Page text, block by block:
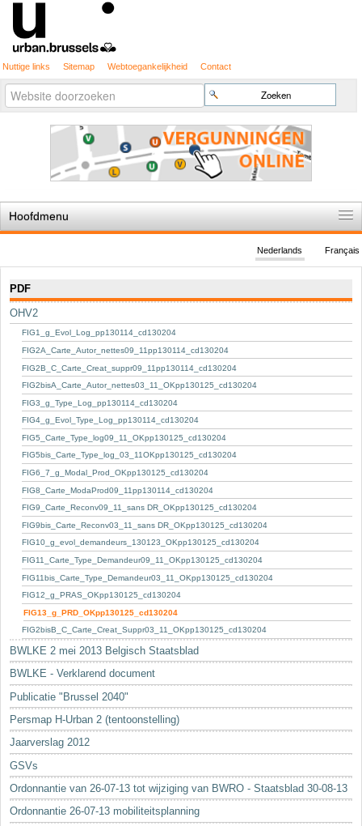
Nuttige links Sitemap Webtoegankelijkheid Contact
Zoek
Geavanceerd
zoeken...
Hoofdmenu
De spelregels
Stedenbouwkundige vergunning
Cartografie
Studies en publicaties
Sleutelwoorden
Stedenbouwkundige inlichtingen
Français
Nederlands
PDF
OHV2
FIG1_g_Evol_Log_pp130114_cd130204
FIG2A_Carte_Autor_nettes09_11pp130114_cd130204
FIG2B_C_Carte_Creat_suppr09_11pp130114_cd130204
FIG2bisA_Carte_Autor_nettes03_11_OKpp130125_cd130204
FIG3_g_Type_Log_pp130114_cd130204
FIG4_g_Evol_Type_Log_pp130114_cd130204
FIG5_Carte_Type_log09_11_OKpp130125_cd130204
FIG5bis_Carte_Type_log_03_11OKpp130125_cd130204
FIG6_7_g_Modal_Prod_OKpp130125_cd130204
FIG8_Carte_ModaProd09_11pp130114_cd130204
FIG9_Carte_Reconv09_11_sans DR_OKpp130125_cd130204
FIG9bis_Carte_Reconv03_11_sans DR_OKpp130125_cd130204
FIG10_g_evol_demandeurs_130123_OKpp130125_cd130204
FIG11_Carte_Type_Demandeur09_11_OKpp130125_cd130204
FIG11bis_Carte_Type_Demandeur03_11_OKpp130125_cd130204
FIG12_g_PRAS_OKpp130125_cd130204
FIG13_g_PRD_OKpp130125_cd130204
FIG2bisB_C_Carte_Creat_Suppr03_11_OKpp130125_cd130204
BWLKE 2 mei 2013 Belgisch Staatsblad
BWLKE - Verklarend document
Publicatie "Brussel 2040"
Persmap H-Urban 2 (tentoonstelling)
Jaarverslag 2012
GSVs
Ordonnantie van 26-07-13 tot wijziging van BWRO - Staatsblad 30-08-13
Ordonnantie 26-07-13 mobiliteitsplanning